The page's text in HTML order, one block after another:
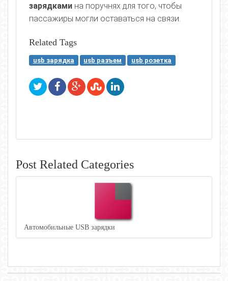
зарядками на поручнях для того, чтобы
пассажиры могли оставаться на связи.
Related Tags
usb зарядка usb разъем usb розетка
Post Related Categories
Автомобильные USB зарядки